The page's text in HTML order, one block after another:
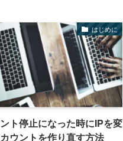
はじめに
ト停止になった時にIPを変
ウントを作り直す方法